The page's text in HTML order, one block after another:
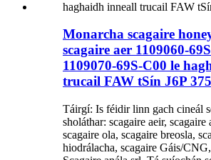
Monarcha scagaire
scagaire aer 1109060-
1109070-69S-C00 le
trucail FAW tSín J6P 375
Táirgí: Is féidir linn gach cineál
sholáthar: scagaire aeir, scagaire
scagaire ola, scagaire breosla,
hiodrálacha, scagaire Gáis/